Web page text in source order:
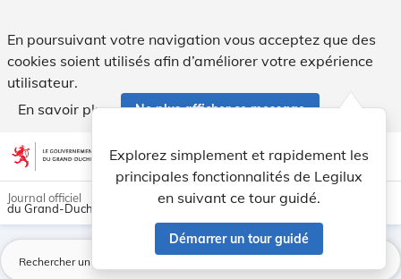
En poursuivant votre navigation vous acceptez que des
cookies soient utilisés afin d’améliorer votre expérience
utilisateur.
En savoir plus
Ne plus afficher ce message
Aller au contenu account_circle help Aide
Explorez simplement et rapidement les
principales fonctionnalités de Legilux
en suivant ce tour guidé.
Démarrer un tour guidé
light_mode dark_mode
Journal officiel
du Grand-Duché de Luxembourg